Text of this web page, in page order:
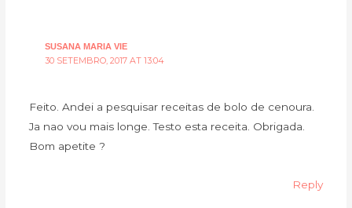
SUSANA MARIA VIE
30 SETEMBRO, 2017 AT 13:04
Feito. Andei a pesquisar receitas de bolo de cenoura.
Ja nao vou mais longe. Testo esta receita. Obrigada.
Bom apetite ?
Reply